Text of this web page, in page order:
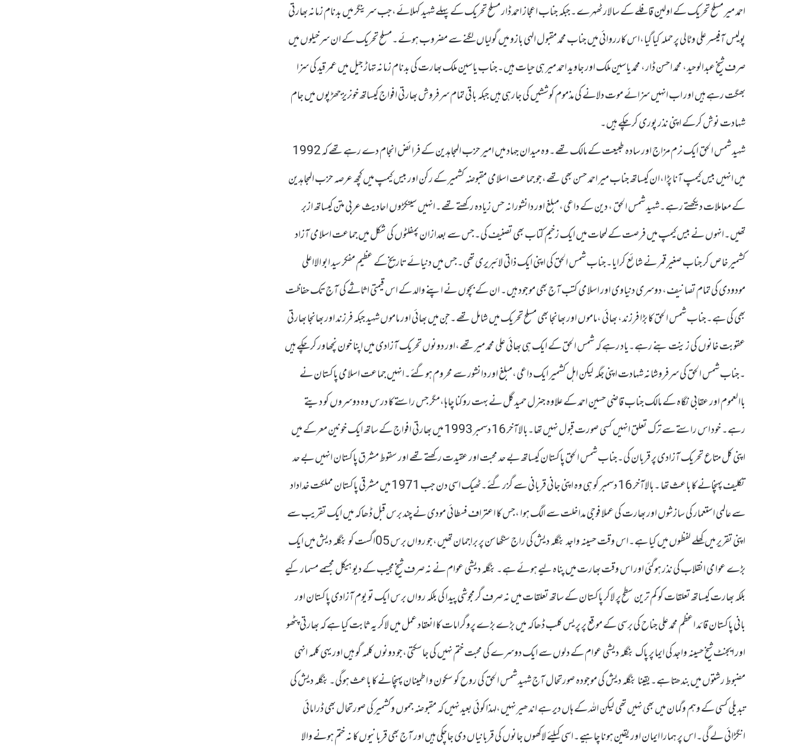
احمد میر مسلح تحریک کے اولین قافلے کے سالار ٹھہرے۔جبکہ جناب اعجاز احمد ڈار مسلح تحریک کے پہلے شہید کہلائے،جب سرینگر میں بدنام زمانہ بھارتی
پولیس آفیسر علی وٹالی پر حملہ کیا گیا،اس کارروائی میں جناب محمد مقبول الہی بازو میں گولیاں لگنے سے مضروب ہوئے۔مسلح تحریک کے ان سرخیلوں میں
صرف شیخ عبدالوحید، محمد احسن ڈار، محمد یاسین ملک اور جاوید احمد میر ہی حیات ہیں۔جناب یاسین ملک بھارت کی بدنام زمانہ تہاڑ جیل میں عمر قید کی سزا
بھگت رہے ہیں اور اب انہیں سزائے موت دلانے کی مذموم کوششیں کی جارہی ہیں جبکہ باقی تمام سرفروش بھارتی افواج کیساتھ خونریز جھڑپوں میں جام
شہادت نوش کرکے اپنی نذر پوری کرچکے ہیں۔
شہید شمس الحق ایک نرم مزاج اور سادہ طبیعت کے مالک تھے۔وہ میدان جہاد میں امیر حزب المجاہدین کے فرائض انجام دے رہے تھے کہ 1992
میں انہیں بیس کیمپ آنا پڑا،ان کیساتھ جناب میر احمد حسن بھی تھے،جو جماعت اسلامی مقبوضہ کشمیر کے رکن اور بیس کیمپ میں کچھ عرصہ حزب المجاہدین
کے معاملات دیکھتے رہے۔شہید شمس الحق ، دین کے داعی،مبلغ اور دانشورانہ حس زیادہ رکھتے تھے۔انہیں سینکڑوں احادیث عربی متن کیساتھ ازبر
تھیں۔انہوں نے بیس کیمپ میں فرصت کے لمحات میں ایک زخیم کتاب بھی تصنیف کی۔جس سے بعدازان پمفلٹوں کی شکل میں جماعت اسلامی آزاد
کشمیر خاص کر جناب صغیر قمر نے شائع کرایا۔جناب شمس الحق کی اپنی ایک ذاتی لائبریری تھی۔جس میں دنیائے تاریخ کے عظیم مفکر سید ابو الااعلی
مودودی کی تمام تصانیف، دوسری دنیاوی اور اسلامی کتب آج بھی موجود ہیں۔ ان کے بچوں نے اپنے والد کے اس قیمتی اثاثے کی آج تک حفاظت
بھی کی ہے۔جناب شمس الحق کا بڑا فرزند، بھائی ،ماموں اور بھانجا بھی مسلح تحریک میں شامل تھے۔جن میں بھائی اور ماموں شہید جبکہ فرزند اور بھانجا بھارتی
عقوبت خانوں کی زینت بنے رہے۔یاد رہے کہ شمس الحق کے ایک ہی بھائی علی محمد میر تھے،اور دونوں تحریک آزادی میں اپنا خون نچھاور کرچکے ہیں
۔جناب شمس الحق کی سرفروشانہ شہادت اپنی جگہ لیکن اہل کشمیر ایک داعی،مبلغ اور دانشور سے محروم ہوگئے۔انہیں جماعت اسلامی پاکستان نے
باالعموم اور عقابی نگاہ کے مالک جناب قاضی حسین احمد کے علاوہ جنرل حمید گل نے بہت روکنا چاہا،مگر جس راستے کا درس وہ دوسروں کو دیتے
رہے۔ خود اس راستے سے ترک تعلق انہیں کسی صورت قبول نہیں تھا۔بالاآخر 16 دسمبر 1993 میں بھارتی افواج کے ساتھ ایک خونین معرکے میں
اپنی کل متاع تحریک آزادی پر قربان کی۔جناب شمس الحق پاکستان کیساتھ بے حد محبت اور عقیدت رکھتے تھے اور سقوط مشرق پاکستان انہیں بے حد
تکلیف پہنچانے کا باعث تھا ۔بالاآخر 16 دسمبر کو ہی وہ اپنی جانی قربانی سے گزر گئے۔ٹھیک اسی دن جب 1971 میں مشرقی پاکستان مملکت خداداد
سے عالمی استعمار کی سازشوں اور بھارت کی عملا فوجی مداخلت سے الگ ہوا ،جس کا اعتراف فسطائی مودی نے چند برس قبل ڈھاکہ میں ایک تقریب سے
اپنی تقریر میں کھلے لفظوں میں کیا ہے۔اس وقت حسینہ واجد بنگلہ دیش کی راج سنگھاسن پر براجمان تھیں،جو رواں برس 05اگست کو بنگلہ دیش میں ایک
بڑے عوامی انقلاب کی نذر ہوگئی اور اس وقت بھارت میں پناہ لیے ہوئے ہے۔بنگلہ دیشی عوام نے نہ صرف شیخ مجیب کے دیو ہیکل مجسمے مسمار کیے
بلکہ بھارت کیساتھ تعلقات کو کم ترین سطح پر لاکر پاکستان کے ساتھ تعلقات میں نہ صرف گرمجوشی پیدا کی بلکہ رواں برس ایک تو یوم آزادی پاکستان اور
بانی پاکستان قائد اعظم محمد علی جناح کی برسی کے موقع پر پریس کلب ڈھاکہ میں بڑے بڑے پروگرامات کا انعقاد عمل میں لاکر یہ ثابت کیا ہے کہ بھارتی پٹھو
اور ایجنٹ شیخ حسینہ واجد کی ایما پر پاک بنگلہ دیشی عوام کے دلوں سے ایک دوسرے کی محبت ختم نہیں کی جاسکتی،جو دونوں کلمہ گو ہیں اور یہی کلمہ انہی
مضبوط رشتوں میں بندھتا ہے۔یقینا بنگلہ دیش کی موجودہ صورتحال آج شہید شمس الحق کی روح کو سکون و اطمینان پہنچانے کا باعث ہوگی۔بنگلہ دیش کی
تبدیلی کسی کے وہم وگمان میں بھی نہیں تھی لیکن اللہ کے ہاں دیر ہے اندھیر نہیں،لہذاکوئی بعید نہیں کہ مقبو ضہ جموں وکشمیر کی صورتحال بھی ڈرامائی
انگڑائی لے گی۔اس پر ہمارا ایمان اور یقین ہونا چاہیے۔اسی کیلئے لاکھوں جانوں کی قربانیاں دی جاچکی ہیں اور آج بھی قربانیوں کا نہ ختم ہونے والا